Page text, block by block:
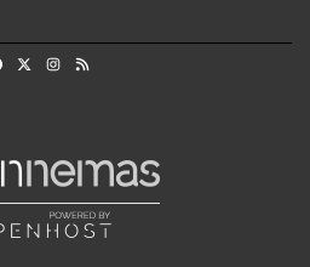
FacebookInstagram